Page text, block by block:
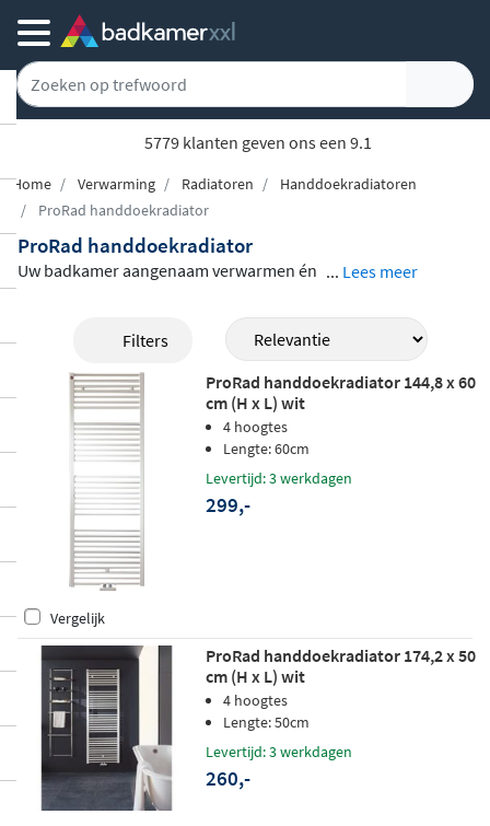
5779 klanten geven ons een 9.1
Home Verwarming Radiatoren
Handdoekradiatoren
ProRad handdoekradiator
ProRad handdoekradiator
Uw badkamer aangenaam verwarmen én
ProRad handdoekradiator
doet het allebe
en aangeslot
en op de centrale verwarming, heeft u gee
n extra stroom nodig. Verkrijgbaar in mee
rdere formaten, van compact tot groot, en
glanzend witte afwerkingdie past
bij vrijwel elke badkamerstijl.
... Lees meer
Filters
ProRad handdoekradiator 144,8 x 60
cm (H x L) wit
4 hoogtes
Lengte: 60cm
Levertijd: 3 werkdagen
299,-
Vergelijk
ProRad handdoekradiator 174,2 x 50
cm (H x L) wit
4 hoogtes
Lengte: 50cm
Levertijd: 3 werkdagen
260,-